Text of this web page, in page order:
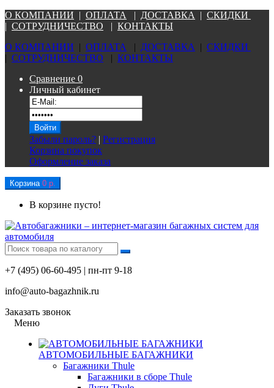
О КОМПАНИИ | ОПЛАТА | ДОСТАВКА | СКИДКИ
| СОТРУДНИЧЕСТВО | КОНТАКТЫ
О КОМПАНИИ | ОПЛАТА | ДОСТАВКА | СКИДКИ
| СОТРУДНИЧЕСТВО | КОНТАКТЫ
Сравнение 0
Личный кабинет
Забыли пароль? | Регистрация
Корзина покупок
Оформление заказа
Корзина 0 р.
В корзине пусто!
+7 (495) 06-60-495 | пн-пт 9-18
info@auto-bagazhnik.ru
Заказать звонок
Меню
АВТОМОБИЛЬНЫЕ БАГАЖНИКИ
Багажники Thule
Багажники в сборе Thule